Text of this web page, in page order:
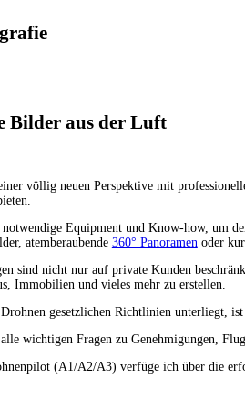
Bilder aus der Luft
völlig neuen Perspektive mit
Equipment und Know-how, um
atemberaubende 360° Panoramen oder
sind nicht nur auf private Kunden
Immobilien und vieles mehr zu erstellen.
gesetzlichen Richtlinien unterliegt,
wichtigen Fragen zu Genehmigungen,
(A1/A2/A3) verfüge ich über die